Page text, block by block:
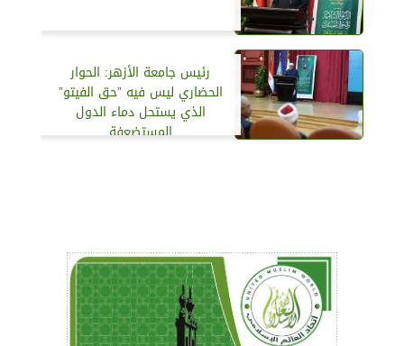
رئيس جامعة الأزهر: الحوار
الحضاري ليس فيه ”حق الفيتو”
الذي يستحل دماء الدول
المستضعفة